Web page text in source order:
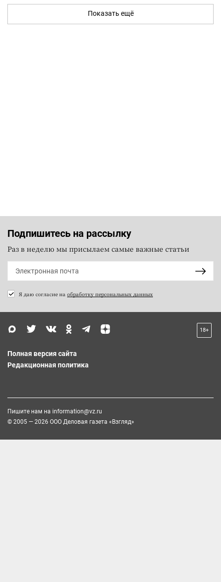
Показать ещё
Подпишитесь на рассылку
Раз в неделю мы присылаем самые важные статьи
Я даю согласие на обработку персональных данных
18+
Полная версия сайта
Редакционная политика
Пишите нам на information@vz.ru
© 2005 — 2026 ООО Деловая газета «Взгляд»